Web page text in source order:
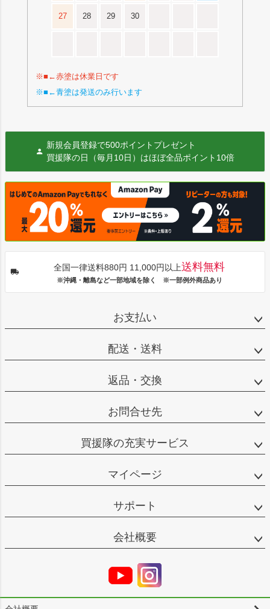
27 28 29 30
※■←赤塗は休業日です
※■←青塗は発送のみ行います
新規会員登録で500ポイントプレゼント
買援隊の日（毎月10日）はほぼ全品ポイント10倍
全国一律送料880円 11,000円以上送料無料
※沖縄・離島など一部地域を除く ※一部例外商品あり
お支払い
配送・送料
返品・交換
お問合せ先
買援隊の充実サービス
マイページ
サポート
会社概要